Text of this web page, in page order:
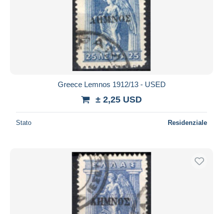
Greece Lemnos 1912/13 - USED
± 2,25 USD
Stato Residenziale